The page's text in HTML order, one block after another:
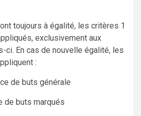
toujours à égalité, les critères 1
exclusivement aux
ci. En cas de nouvelle égalité, les
:
de buts générale
de buts marqués